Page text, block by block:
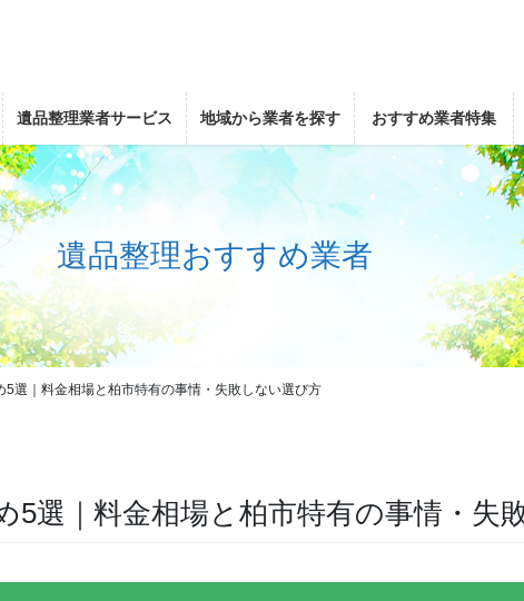
遺品整理業者サービス 地域から業者を探す おすすめ業者特集
遺品整理おすすめ業者
5選｜料金相場と柏市特有の事情・失敗しない選び方
5選｜料金相場と柏市特有の事情・失